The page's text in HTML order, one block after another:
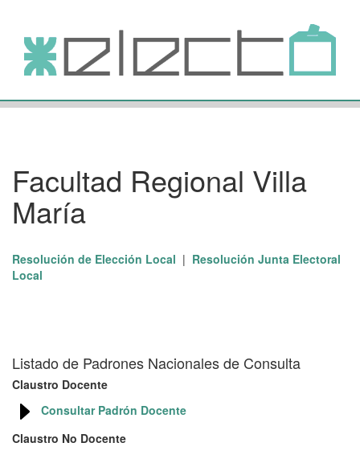
Facultad Regional Villa
María
Resolución de Elección Local | Resolución Junta Electoral
Local
Listado de Padrones Nacionales de Consulta
Claustro Docente
Consultar Padrón Docente
Claustro No Docente